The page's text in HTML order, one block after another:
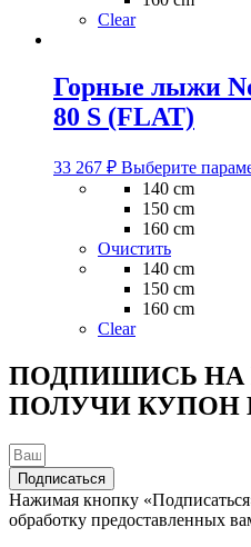
Clear
Горные лыжи
80 S (FLAT)
33 267 ₽ Выберите
140 cm
150 cm
160 cm
Очистить
140 cm
150 cm
160 cm
Clear
ПОДПИШИСЬ НА
ПОЛУЧИ КУПОН
Подписаться
Нажимая кнопку
обработку предоставленных